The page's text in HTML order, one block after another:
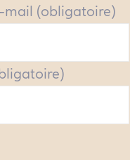
mail (obligatoire)